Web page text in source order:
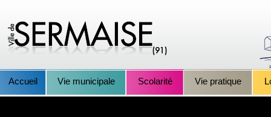
Accueil Vie municipale Scolarité Vie pratique